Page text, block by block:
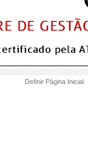
Definir Página Inicial